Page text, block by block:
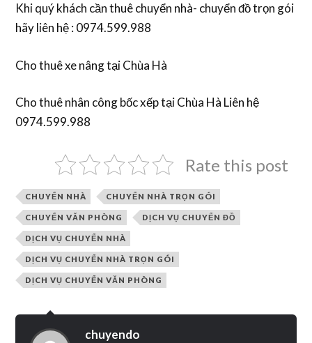
Khi quý khách cần thuê chuyển nhà- chuyển đồ trọn gói
hãy liên hệ : 0974.599.988
Cho thuê xe nâng tại Chùa Hà
Cho thuê nhân công bốc xếp tại Chùa Hà Liên hệ
0974.599.988
Rate this post
CHUYỂN NHÀ CHUYỂN NHÀ TRỌN GÓI
CHUYỂN VĂN PHÒNG DỊCH VỤ CHUYỂN ĐỒ
DỊCH VỤ CHUYỂN NHÀ
DỊCH VỤ CHUYỂN NHÀ TRỌN GÓI
DỊCH VỤ CHUYỂN VĂN PHÒNG
chuyendo